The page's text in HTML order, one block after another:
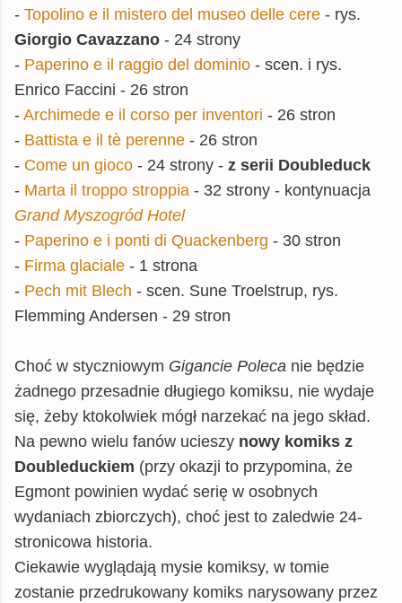
- Topolino e il mistero del museo delle cere - rys.
Giorgio Cavazzano - 24 strony
- Paperino e il raggio del dominio - scen. i rys.
Enrico Faccini - 26 stron
- Archimede e il corso per inventori - 26 stron
- Battista e il tè perenne - 26 stron
- Come un gioco - 24 strony - z serii Doubleduck
- Marta il troppo stroppia - 32 strony - kontynuacja
Grand Myszogród Hotel
- Paperino e i ponti di Quackenberg - 30 stron
- Firma glaciale - 1 strona
- Pech mit Blech - scen. Sune Troelstrup, rys.
Flemming Andersen - 29 stron
Choć w styczniowym Gigancie Poleca nie będzie
żadnego przesadnie długiego komiksu, nie wydaje
się, żeby ktokolwiek mógł narzekać na jego skład.
Na pewno wielu fanów ucieszy nowy komiks z
Doubleduckiem (przy okazji to przypomina, że
Egmont powinien wydać serię w osobnych
wydaniach zbiorczych), choć jest to zaledwie 24-
stronicowa historia.
Ciekawie wyglądają mysie komiksy, w tomie
zostanie przedrukowany komiks narysowany przez